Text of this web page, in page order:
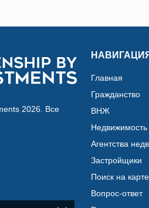
2026. Все
Главная
Гражданство
ВНЖ
Недвижимость
Агентства
Застройщики
Поиск на карте
Вопрос-ответ